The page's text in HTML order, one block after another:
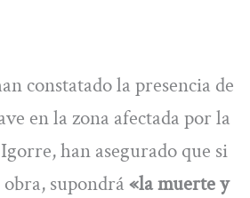
constatado la presencia de
en la zona afectada por la
han asegurado que si
supondrá «la muerte y